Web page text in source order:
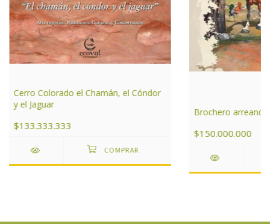
Cerro Colorado el Chamán, el Cóndor
y el Jaguar
$133.333.333
Brochero
$150.000.000